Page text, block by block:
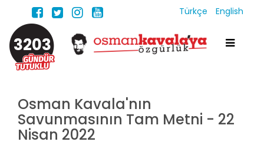
Türkçe English
3203
Osman Kavala'nın
Savunmasının Tam Metni - 22
Nisan 2022